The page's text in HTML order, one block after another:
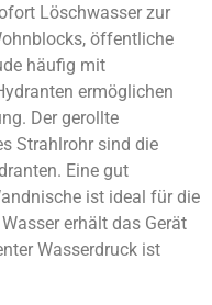
Löschwasser zur
öffentliche
häufig mit
ermöglichen
Der gerollte
Strahlrohr sind die
Eine gut
ist ideal für die
erhält das Gerät
Wasserdruck ist